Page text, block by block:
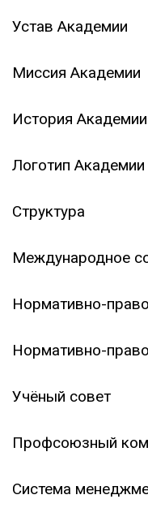
Устав Академии
Миссия Академии
История Академии
Логотип Академии
Структура
Международное
Нормативно-
Нормативно-
Учёный совет
Профсоюзный
Система